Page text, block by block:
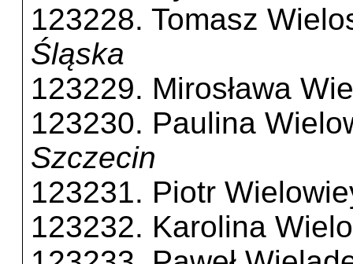
123228. Tomasz
Śląska
123229. Mirosława
123230. Paulina
Szczecin
123231. Piotr
123232. Karolina